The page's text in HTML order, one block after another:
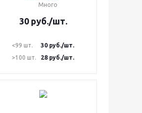
Много
30руб./шт.
<99 шт. 30 руб./шт.
>100 шт.
28 руб./шт.